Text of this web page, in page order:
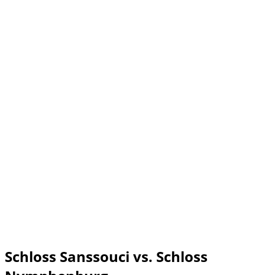
Schloss Sanssouci vs. Schloss